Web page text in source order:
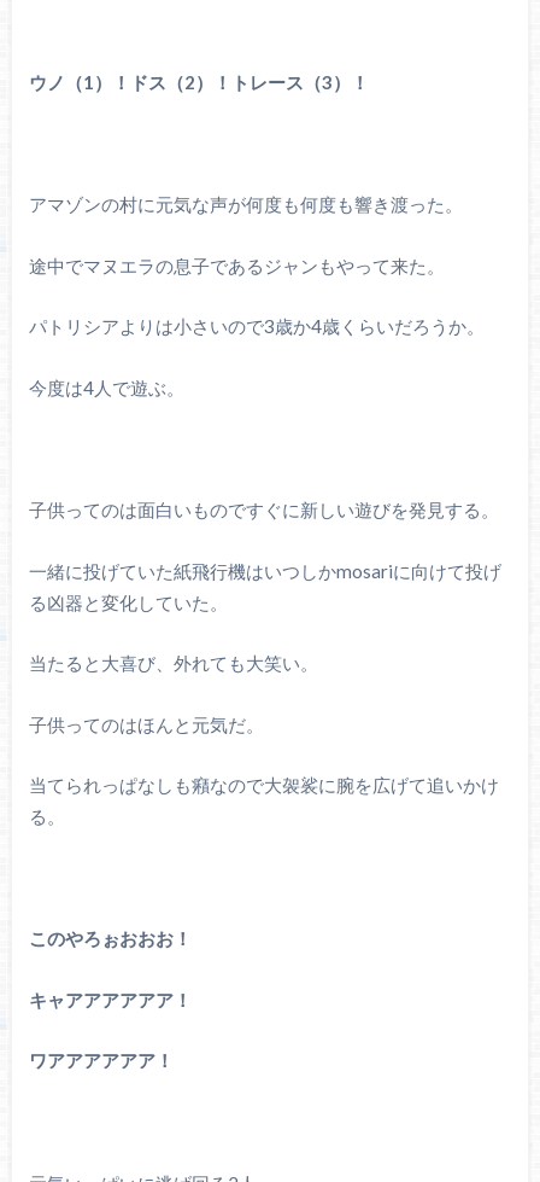
ウノ（1）！ドス（2）！トレース（3）！
アマゾンの村に元気な声が何度も何度も響き渡った。
途中でマヌエラの息子であるジャンもやって来た。
パトリシアよりは小さいので3歳か4歳くらいだろうか。
今度は4人で遊ぶ。
子供ってのは面白いものですぐに新しい遊びを発見する。
一緒に投げていた紙飛行機はいつしかmosariに向けて投げ
る凶器と変化していた。
当たると大喜び、外れても大笑い。
子供ってのはほんと元気だ。
当てられっぱなしも癪なので大袈裟に腕を広げて追いかけ
る。
このやろぉおおお！
キャアアアアアア！
ワアアアアアア！